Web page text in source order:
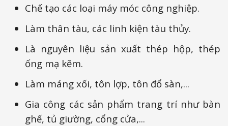
Chế tạo các loại máy móc công nghiệp.
Làm thân tàu, các linh kiện tàu thủy.
Là nguyên liệu sản xuất thép hộp, thép
ống mạ kẽm.
Làm máng xối, tôn lợp, tôn đổ sàn,...
Gia công các sản phẩm trang trí như bàn
ghế, tủ giường, cổng cửa,...